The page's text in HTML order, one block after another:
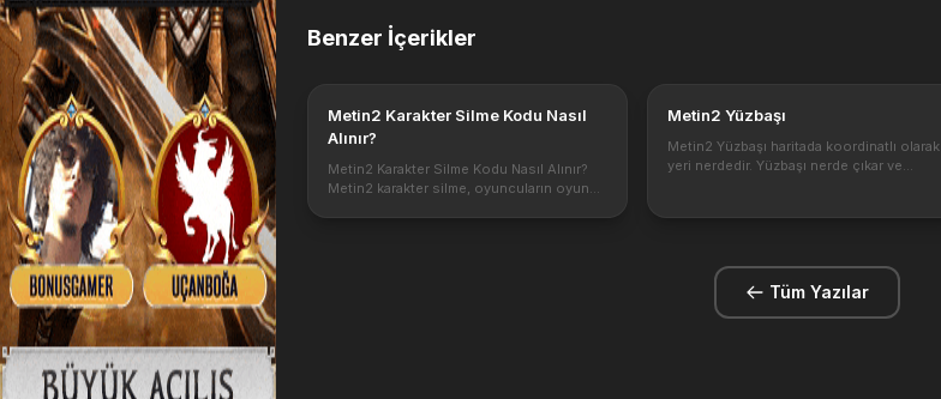
Benzer İçerikler
Metin2 Karakter Silme Kodu Nasıl
Alınır?
Metin2 Karakter Silme Kodu Nasıl Alınır?
Metin2 karakter silme, oyuncuların oyun
Metin2 Yüzbaşı
Metin2 Yüzbaşı haritada koordinatlı olarak
yeri nerdedir. Yüzbaşı nerde çıkar ve
görevleri genellikle npc ler vermektedir.
Tüm Yazılar